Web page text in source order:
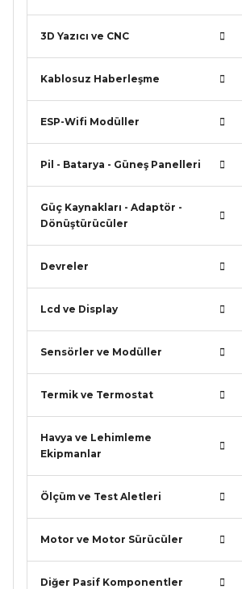
3D Yazıcı ve CNC
Kablosuz Haberleşme
ESP-Wifi Modüller
Pil - Batarya - Güneş Panelleri
Güç Kaynakları - Adaptör -
Dönüştürücüler
Devreler
Lcd ve Display
Sensörler ve Modüller
Termik ve Termostat
Havya ve Lehimleme
Ekipmanlar
Ölçüm ve Test Aletleri
Motor ve Motor Sürücüler
Diğer Pasif Komponentler